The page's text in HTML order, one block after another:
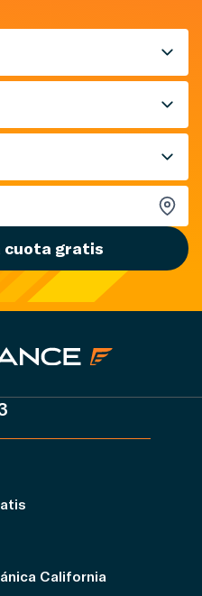
cuota gratis
California